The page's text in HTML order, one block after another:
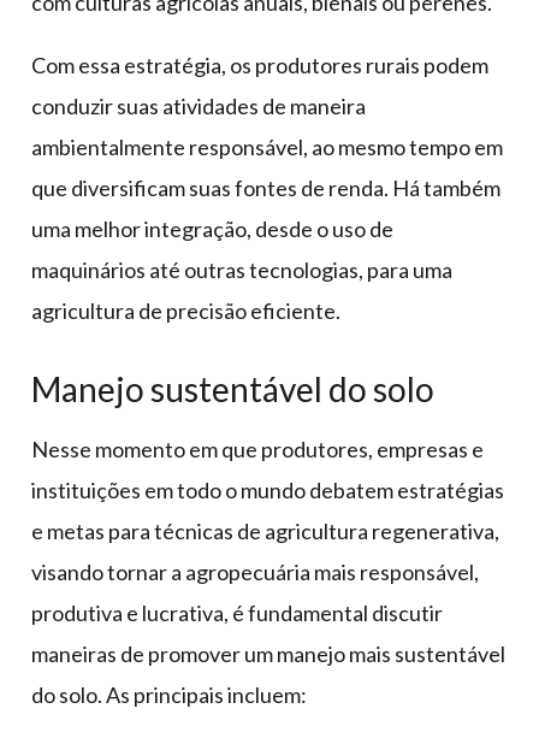
Com essa estratégia, os produtores rurais podem
conduzir suas atividades de maneira
ambientalmente responsável, ao mesmo tempo em
que diversificam suas fontes de renda. Há também
uma melhor integração, desde o uso de
maquinários até outras tecnologias, para uma
agricultura de precisão eficiente.
Manejo sustentável do solo
Nesse momento em que produtores, empresas e
instituições em todo o mundo debatem estratégias
e metas para técnicas de agricultura regenerativa,
visando tornar a agropecuária mais responsável,
produtiva e lucrativa, é fundamental discutir
maneiras de promover um manejo mais sustentável
do solo. As principais incluem: